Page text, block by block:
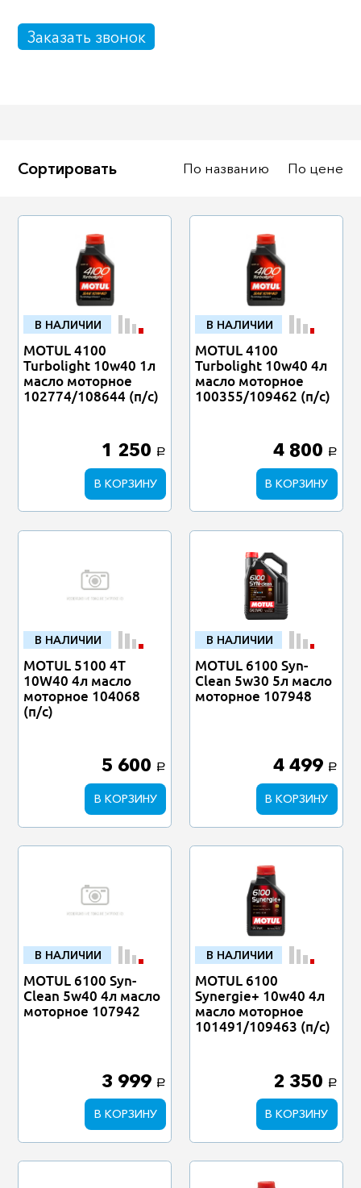
Масла
и оснастка
Заказать звонок
Сортировать По названию По цене
В НАЛИЧИИ
MOTUL 4100
Turbolight 10w40 1л
масло моторное
102774/108644 (п/с)
1 250 a
В КОРЗИНУ
В НАЛИЧИИ
MOTUL 4100
Turbolight 10w40 4л
масло моторное
100355/109462 (п/с)
4 800 a
В КОРЗИНУ
В НАЛИЧИИ
MOTUL 5100 4T
10W40 4л масло
моторное 104068
(п/с)
5 600 a
В КОРЗИНУ
В НАЛИЧИИ
MOTUL 6100 Syn-
Clean 5w30 5л масло
моторное 107948
4 499 a
В КОРЗИНУ
В НАЛИЧИИ
MOTUL 6100 Syn-
Clean 5w40 4л масло
моторное 107942
3 999 a
В КОРЗИНУ
В НАЛИЧИИ
MOTUL 6100
Synergie+ 10w40 4л
масло моторное
101491/109463 (п/с)
2 350 a
В КОРЗИНУ